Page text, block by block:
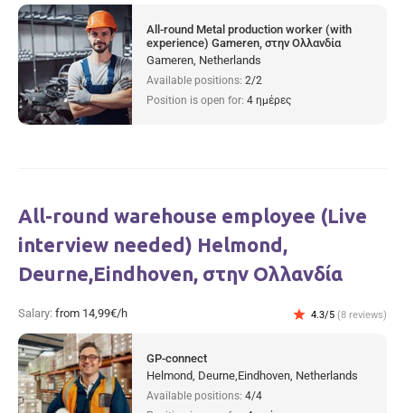
All-round Metal production worker (with
experience) Gameren, στην Ολλανδία
Gameren, Netherlands
Available positions: 2/2
Position is open for: 4 ημέρες
All-round warehouse employee (Live
interview needed) Helmond,
Deurne,Eindhoven, στην Ολλανδία
Salary: from 14,99€/h star 4.3/5 (8 reviews)
GP-connect
Helmond, Deurne,Eindhoven, Netherlands
Available positions: 4/4